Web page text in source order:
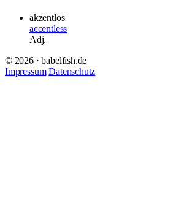
akzentlos
accentless
Adj.
© 2026 · babelfish.de
Impressum Datenschutz